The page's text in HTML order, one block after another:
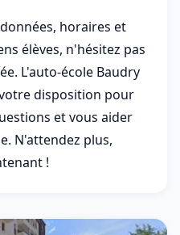
horaires et
élèves, n'hésitez pas
L'auto-école Baudry
disposition pour
et vous aider
N'attendez plus,
!